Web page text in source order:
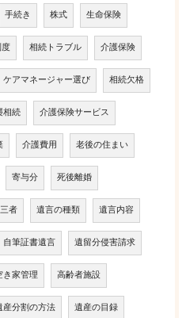
手続き 株式 生命保険
相続トラブル 介護保険
ケアマネージャー選び 相続欠格
相続 介護保険サービス
介護費用 老後の住まい
寄与分 死後離婚
者 遺言の種類 遺言内容
自筆証書遺言 遺留分侵害請求
き家管理 高齢者施設
産分割の方法 遺産の目録